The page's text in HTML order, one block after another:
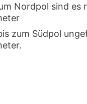
Nordpol sind es
zum Südpol